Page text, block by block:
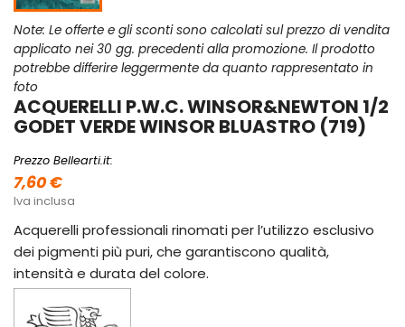
Note: Le offerte e gli sconti sono calcolati sul prezzo di vendita
applicato nei 30 gg. precedenti alla promozione. Il prodotto
potrebbe differire leggermente da quanto rappresentato in
foto
ACQUERELLI P.W.C. WINSOR&NEWTON 1/2
GODET VERDE WINSOR BLUASTRO (719)
Prezzo Bellearti.it:
7,60 €
Iva inclusa
Acquerelli professionali rinomati per l’utilizzo esclusivo
dei pigmenti più puri, che garantiscono qualità,
intensità e durata del colore.